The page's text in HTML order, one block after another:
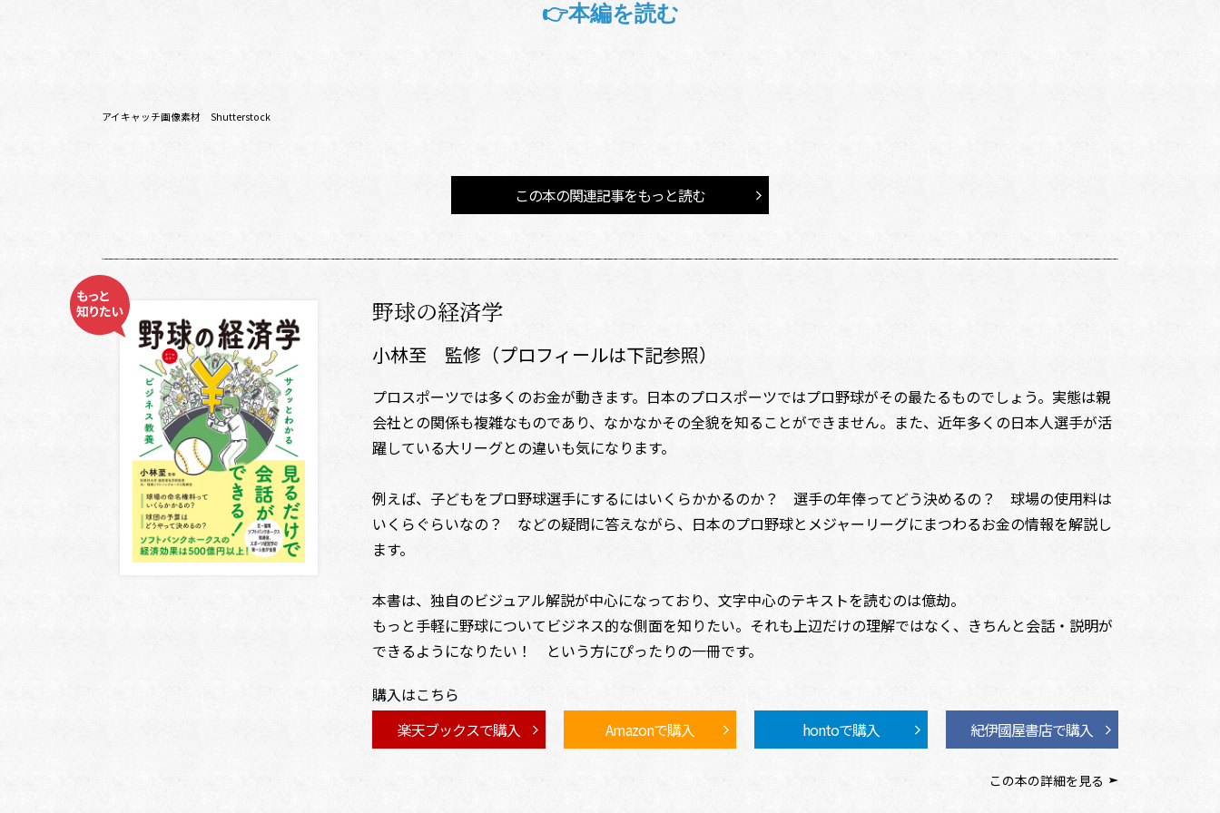
👉本編を読む
アイキャッチ画像素材 Shutterstock
この本の関連記事をもっと読む
野球の経済学
小林至 監修（プロフィールは下記参照）
プロスポーツでは多くのお金が動きます。日本のプロスポーツではプロ野球がその最たるものでしょう。実態は親
会社との関係も複雑なものであり、なかなかその全貌を知ることができません。また、近年多くの日本人選手が活
躍している大リーグとの違いも気になります。
例えば、子どもをプロ野球選手にするにはいくらかかるのか？ 選手の年俸ってどう決めるの？ 球場の使用料は
いくらぐらいなの？ などの疑問に答えながら、日本のプロ野球とメジャーリーグにまつわるお金の情報を解説し
ます。
本書は、独自のビジュアル解説が中心になっており、文字中心のテキストを読むのは億劫。
もっと手軽に野球についてビジネス的な側面を知りたい。それも上辺だけの理解ではなく、きちんと会話・説明が
できるようになりたい！ という方にぴったりの一冊です。
購入はこちら
楽天ブックスで購入
Amazonで購入 hontoで購入 紀伊國屋書店で購入
この本の詳細を見る